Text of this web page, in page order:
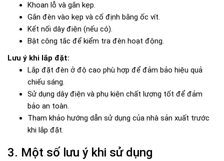
Khoan lỗ và gắn kẹp.
Gắn đèn vào kẹp và cố định bằng ốc vít.
Kết nối dây điện (nếu có).
Bật công tắc để kiểm tra đèn hoạt động.
Lưu ý khi lắp đặt:
Lắp đặt đèn ở độ cao phù hợp để đảm bảo hiệu quả
chiếu sáng.
Sử dụng dây điện và phụ kiện chất lượng tốt để đảm
bảo an toàn.
Tham khảo hướng dẫn sử dụng của nhà sản xuất trước
khi lắp đặt.
3. Một số lưu ý khi sử dụng